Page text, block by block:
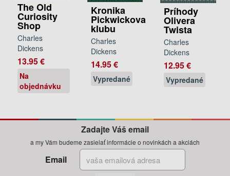
The Old
Curiosity
Shop
Charles
Dickens
13.95 €
Na
objednávku
Kronika
Pickwickova
klubu
Charles
Dickens
14.95 €
Vypredané
Príhody
Olivera
Twista
Charles
Dickens
12.95 €
Vypredané
Zadajte Váš email
a my Vám budeme zasielať informácie o novinkách a akciách
Email